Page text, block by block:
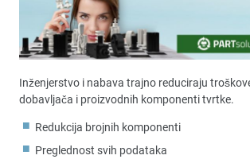
Inženjerstvo i nabava trajno reduciraju
dobavljača i proizvodnih komponenti tvrtke.
Redukcija brojnih komponenti
Preglednost svih podataka